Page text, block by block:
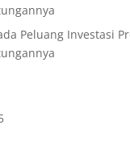
Peluang Investasi